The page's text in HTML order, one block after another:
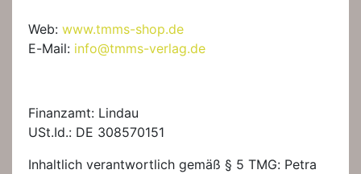
Web: www.tmms-shop.de
E-Mail: info@tmms-verlag.de
Finanzamt: Lindau
USt.Id.: DE 308570151
Inhaltlich verantwortlich gemäß § 5 TMG: Petra